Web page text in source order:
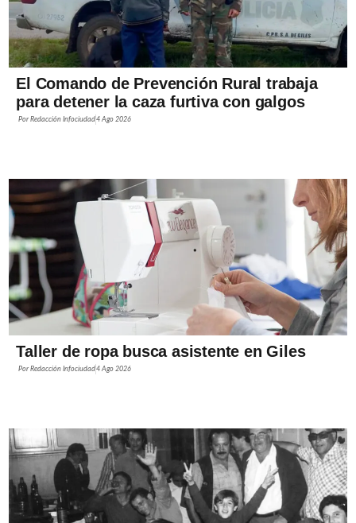
El Comando de Prevención Rural trabaja
para detener la caza furtiva con galgos
PorRedacción Infociudad4 Ago 2026
Taller de ropa busca asistente en Giles
PorRedacción Infociudad4 Ago 2026